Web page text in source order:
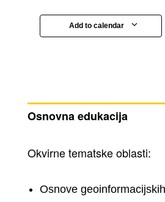
Add to calendar
Osnovna edukacija
Okvirne tematske oblasti:
Osnove